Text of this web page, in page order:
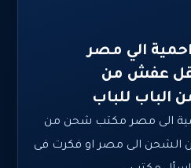
الي مصر
مكتب نقل عفش من
الباب للباب
الى مصر مكتب شحن من
الشحن الى مصر او فكرت فى